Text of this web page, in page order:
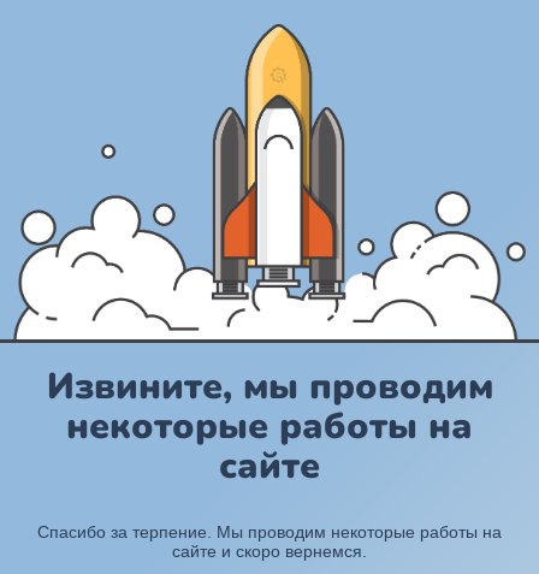
Извините, мы проводим
некоторые работы на
сайте
Спасибо за терпение. Мы проводим некоторые работы на
сайте и скоро вернемся.